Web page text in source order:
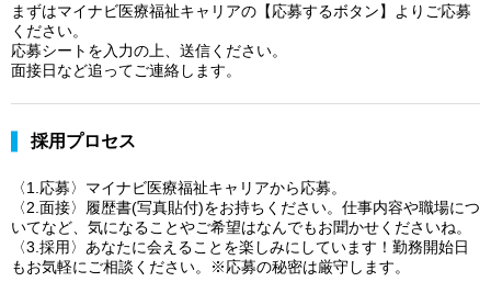
まずはマイナビ医療福祉キャリアの【応募するボタン】よりご応募
ください。
応募シートを入力の上、送信ください。
面接日など追ってご連絡します。
採用プロセス
〈1.応募〉マイナビ医療福祉キャリアから応募。
〈2.面接〉履歴書(写真貼付)をお持ちください。仕事内容や職場につ
いてなど、気になることやご希望はなんでもお聞かせくださいね。
〈3.採用〉あなたに会えることを楽しみにしています！勤務開始日
もお気軽にご相談ください。※応募の秘密は厳守します。